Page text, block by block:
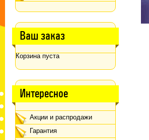
Ваш заказ
Корзина пуста
Интересное
Акции и распродажи
Гарантия